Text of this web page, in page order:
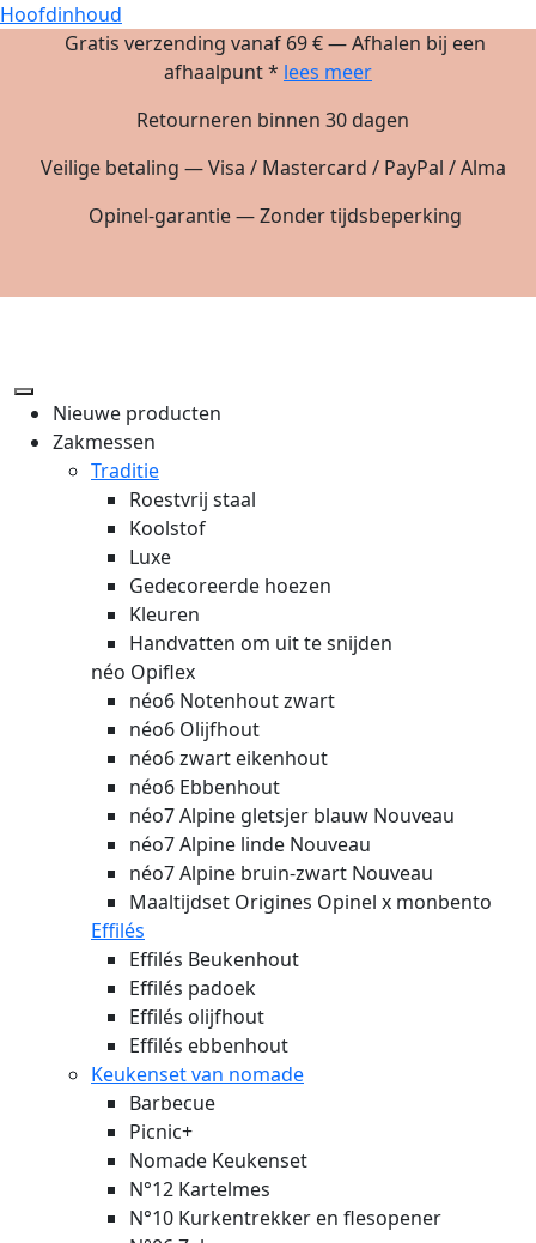
Hoofdinhoud
Gratis verzending vanaf 69 € — Afhalen bij een
afhaalpunt * lees meer
Retourneren binnen 30 dagen
Veilige betaling — Visa / Mastercard / PayPal / Alma
Opinel-garantie — Zonder tijdsbeperking
Nieuwe producten
Zakmessen
Traditie
Roestvrij staal
Koolstof
Luxe
Gedecoreerde hoezen
Kleuren
Handvatten om uit te snijden
néo Opiflex
néo6 Notenhout zwart
néo6 Olijfhout
néo6 zwart eikenhout
néo6 Ebbenhout
néo7 Alpine gletsjer blauw Nouveau
néo7 Alpine linde Nouveau
néo7 Alpine bruin-zwart Nouveau
Maaltijdset Origines Opinel x monbento
Effilés
Effilés Beukenhout
Effilés padoek
Effilés olijfhout
Effilés ebbenhout
Keukenset van nomade
Barbecue
Picnic+
Nomade Keukenset
N°12 Kartelmes
N°10 Kurkentrekker en flesopener